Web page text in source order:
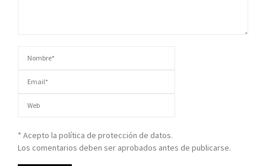
* Acepto la política de protección de datos.
Los comentarios deben ser aprobados antes de publicarse.